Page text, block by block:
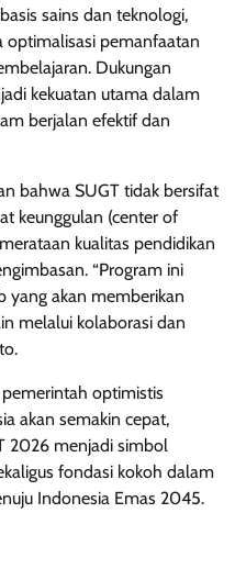
sains dan teknologi,
optimalisasi pemanfaatan
Dukungan
kekuatan utama dalam
berjalan efektif dan
bahwa SUGT tidak bersifat
keunggulan (center of
kualitas pendidikan
“Program ini
yang akan memberikan
melalui kolaborasi dan
optimistis
akan semakin cepat,
2026 menjadi simbol
fondasi kokoh dalam
Indonesia Emas 2045.